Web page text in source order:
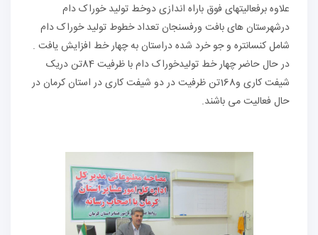
علاوه برفعالیتهای فوق باراه اندازی دوخط تولید خوراک دام
درشهرستان های بافت ورفسنجان تعداد خطوط تولید خوراک دام
شامل کنسانتره و جو خرد شده دراستان به چهار خط افزایش یافت .
در حال حاضر چهار خط تولیدخوراک دام با ظرفیت 84تن دریک
شیفت کاری و168تن ظرفیت در دو شیفت کاری در استان کرمان در
حال فعالیت می باشند.